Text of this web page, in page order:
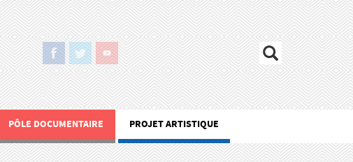
PÔLE DOCUMENTAIRE PROJET ARTISTIQUE